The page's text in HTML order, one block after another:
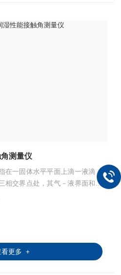
测量仪
在一固体水平平面上滴一液滴，
相交界点处，其气－液界面和固
看更多 +